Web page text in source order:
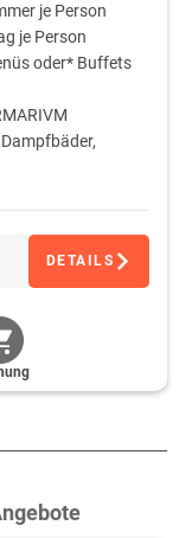
je Person
je Person
oder* Buffets
uvm.) je
DETAILS